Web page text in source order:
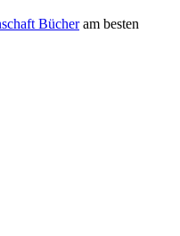
Bücheram besten